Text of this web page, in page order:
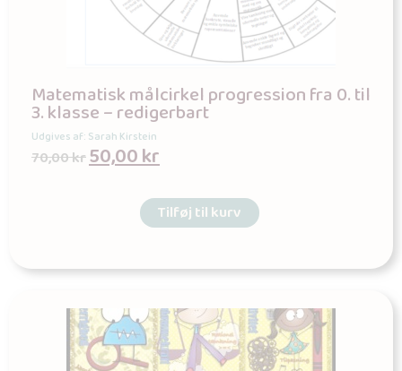
Matematisk målcirkel progression fra 0. til
3. klasse – redigerbart
Udgives af: Sarah Kirstein
70,00kr50,00kr
Tilføj til kurv